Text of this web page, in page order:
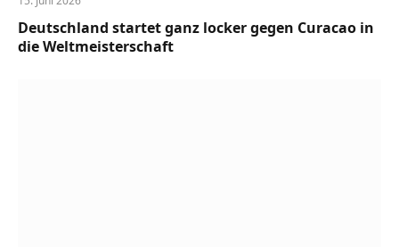
Deutschland startet ganz locker gegen Curacao in
die Weltmeisterschaft